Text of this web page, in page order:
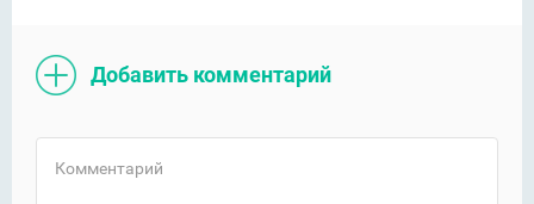
Добавить комментарий